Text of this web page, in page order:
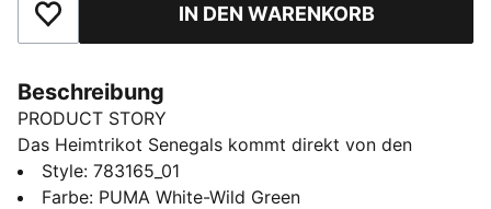
Zu Favoriten hinzufügenIN DEN WARENKORB
Beschreibung
PRODUCT STORY
Das Heimtrikot Senegals kommt direkt von den
Straßen Dakars. Inspiriert vom Car Rapide – den
legendären, handbemalten Minibussen, die zu
Style: 783165_01
Farbe: PUMA White-Wild Green